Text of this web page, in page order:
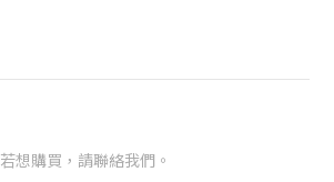
若想購買，請聯絡我們。